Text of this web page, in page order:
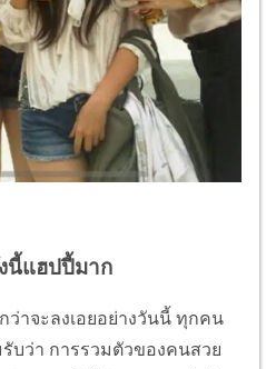
นี้แฮปปี้มาก
าจะลงเอยอย่างวันนี้ ทุกคน
บว่า การรวมตัวของคนสวย